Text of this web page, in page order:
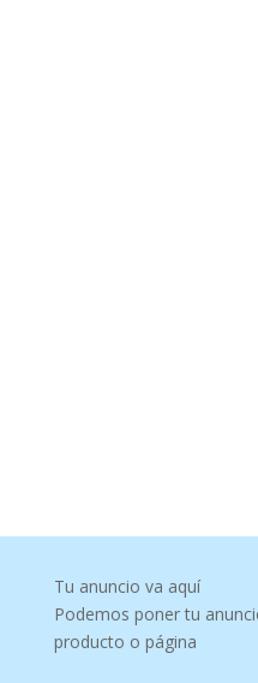
Tu anuncio va aquí
Podemos poner tu
producto o página